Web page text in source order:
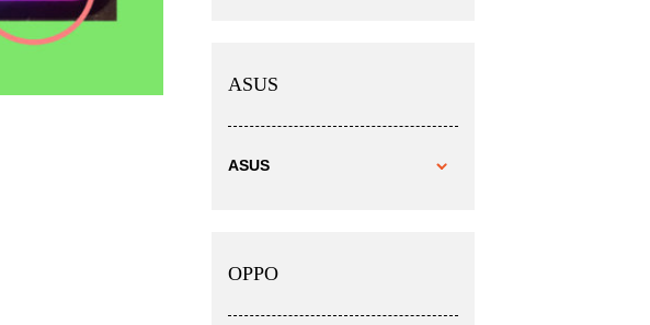
ASUS
ASUS
OPPO